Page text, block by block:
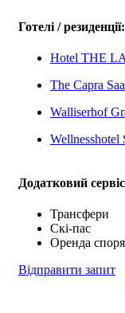
Готелі / резиденції:
Hotel THE
The Capra
Walliserhof
Додатковий
Трансфери
Скі-пас
Оренда
Відправити запит